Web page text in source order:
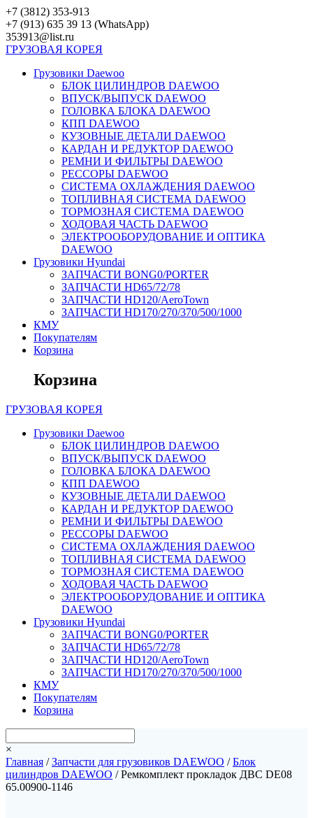
Перейти
к
контенту
+7 (3812) 353-913
+7 (913) 635 39 13 (WhatsApp)
353913@list.ru
ГРУЗОВАЯ КОРЕЯ
Грузовики Daewoo
БЛОК ЦИЛИНДРОВ DAEWOO
ВПУСК/ВЫПУСК DAEWOO
ГОЛОВКА БЛОКА DAEWOO
КПП DAEWOO
КУЗОВНЫЕ ДЕТАЛИ DAEWOO
КАРДАН И РЕДУКТОР DAEWOO
РЕМНИ И ФИЛЬТРЫ DAEWOO
РЕССОРЫ DAEWOO
СИСТЕМА ОХЛАЖДЕНИЯ DAEWOO
ТОПЛИВНАЯ СИСТЕМА DAEWOO
ТОРМОЗНАЯ СИСТЕМА DAEWOO
ХОДОВАЯ ЧАСТЬ DAEWOO
ЭЛЕКТРООБОРУДОВАНИЕ И ОПТИКА
DAEWOO
Грузовики Hyundai
ЗАПЧАСТИ BONG0/PORTER
ЗАПЧАСТИ HD65/72/78
ЗАПЧАСТИ HD120/AeroTown
ЗАПЧАСТИ HD170/270/370/500/1000
КМУ
Покупателям
Корзина
Корзина
ГРУЗОВАЯ КОРЕЯ
Грузовики Daewoo
БЛОК ЦИЛИНДРОВ DAEWOO
ВПУСК/ВЫПУСК DAEWOO
ГОЛОВКА БЛОКА DAEWOO
КПП DAEWOO
КУЗОВНЫЕ ДЕТАЛИ DAEWOO
КАРДАН И РЕДУКТОР DAEWOO
РЕМНИ И ФИЛЬТРЫ DAEWOO
РЕССОРЫ DAEWOO
СИСТЕМА ОХЛАЖДЕНИЯ DAEWOO
ТОПЛИВНАЯ СИСТЕМА DAEWOO
ТОРМОЗНАЯ СИСТЕМА DAEWOO
ХОДОВАЯ ЧАСТЬ DAEWOO
ЭЛЕКТРООБОРУДОВАНИЕ И ОПТИКА
DAEWOO
Грузовики Hyundai
ЗАПЧАСТИ BONG0/PORTER
ЗАПЧАСТИ HD65/72/78
ЗАПЧАСТИ HD120/AeroTown
ЗАПЧАСТИ HD170/270/370/500/1000
КМУ
Покупателям
Корзина
×
Главная /Запчасти для грузовиков DAEWOO /Блок
цилиндров DAEWOO / Ремкомплект прокладок ДВС DE08
65.00900-1146